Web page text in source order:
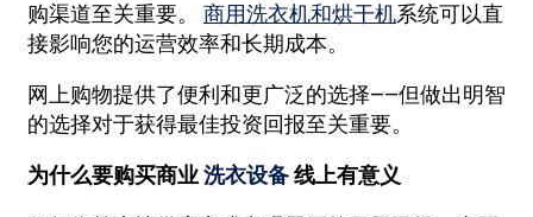
购渠道至关重要。 商用洗衣机和烘干机系统可以直
接影响您的运营效率和长期成本。
网上购物提供了便利和更广泛的选择——但做出明智
的选择对于获得最佳投资回报至关重要。
为什么要购买商业洗衣设备线上有意义